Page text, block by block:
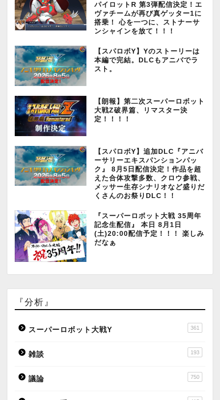
パイロットR 第3弾配信決定！エ
ヴァチームが再び真ゲッター1に
搭乗！ 心を一つに、ストナーサ
ンシャインを放て！！！
【スパロボY】Yのストーリーは
本編で完結。DLCもアニバでラ
スト。
【朗報】第二次スーパーロボット
大戦Z破界篇、リマスター決
定！！！！
【スパロボY】追加DLC『アニバ
ーサリーエキスパンションパッ
ク』 8月5日配信決定！作品を超
えた合体攻撃多数、クロウ参戦、
メッサー生存シナリオなど盛りだ
くさんのお祭りDLC！！
『スーパーロボット大戦 35周年
記念生配信』 本日 8月1日
(土)20:00配信予定！！！ 楽しみ
だなぁ
『分析』
スーパーロボット大戦Y 361
雑談 193
議論 750